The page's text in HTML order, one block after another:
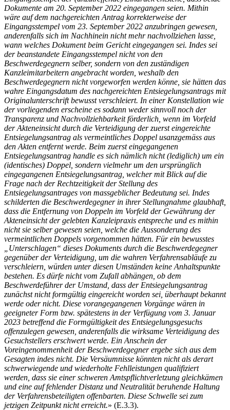
Dokumente am 20. September 2022 eingegangen seien. Mithin
wäre auf dem nachgereichten Antrag korrekterweise der
Eingangsstempel vom 23. September 2022 anzubringen gewesen,
anderenfalls sich im Nachhinein nicht mehr nachvollziehen lasse,
wann welches Dokument beim Gericht eingegangen sei. Indes sei
der beanstandete Eingangsstempel nicht von den
Beschwerdegegnern selber, sondern von den zuständigen
Kanzleimitarbeitern angebracht worden, weshalb den
Beschwerdegegnern nicht vorgeworfen werden könne, sie hätten das
wahre Eingangsdatum des nachgereichten Entsiegelungsantrags mit
Originalunterschrift bewusst verschleiert. In einer Konstellation wie
der vorliegenden erscheine es sodann weder sinnvoll noch der
Transparenz und Nachvollziehbarkeit förderlich, wenn im Vorfeld
der Akteneinsicht durch die Verteidigung der zuerst eingereichte
Entsiegelungsantrag als vermeintliches Doppel usanzgemäss aus
den Akten entfernt werde. Beim zuerst eingegangenen
Entsiegelungsantrag handle es sich nämlich nicht (lediglich) um ein
(identisches) Doppel, sondern vielmehr um den ursprünglich
eingegangenen Entsiegelungsantrag, welcher mit Blick auf die
Frage nach der Rechtzeitigkeit der Stellung des
Entsiegelungsantrages von massgeblicher Bedeutung sei. Indes
schilderten die Beschwerdegegner in ihrer Stellungnahme glaubhaft,
dass die Entfernung von Doppeln im Vorfeld der Gewährung der
Akteneinsicht der gelebten Kanzleipraxis entspreche und es mithin
nicht sie selber gewesen seien, welche die Aussonderung des
vermeintlichen Doppels vorgenommen hätten. Für ein bewusstes
„Unterschlagen“ dieses Dokuments durch die Beschwerdegegner
gegenüber der Verteidigung, um die wahren Verfahrensabläufe zu
verschleiern, würden unter diesen Umständen keine Anhaltspunkte
bestehen. Es dürfe nicht vom Zufall abhängen, ob dem
Beschwerdeführer der Umstand, dass der Entsiegelungsantrag
zunächst nicht formgültig eingereicht worden sei, überhaupt bekannt
werde oder nicht. Diese vorangegangenen Vorgänge wären in
geeigneter Form bzw. spätestens in der Verfügung vom 3. Januar
2023 betreffend die Formgültigkeit des Entsiegelungsgesuchs
offenzulegen gewesen, anderenfalls die wirksame Verteidigung des
Gesuchstellers erschwert werde. Ein Anschein der
Voreingenommenheit der Beschwerdegegner ergebe sich aus dem
Gesagten indes nicht. Die Versäumnisse könnten nicht als derart
schwerwiegende und wiederholte Fehlleistungen qualifiziert
werden, dass sie einer schweren Amtspflichtverletzung gleichkämen
und eine auf fehlender Distanz und Neutralität beruhende Haltung
der Verfahrensbeteiligten offenbarten. Diese Schwelle sei zum
jetzigen Zeitpunkt nicht erreicht.» (E.3.3).